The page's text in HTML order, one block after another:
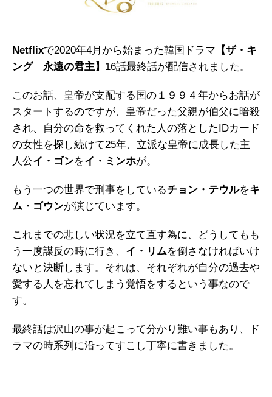
Netflixで2020年4月から始まった韓国ドラマ 【ザ・キ
ング 永遠の君主】 16話最終話が配信されました。
このお話、皇帝が支配する国の１９９４年からお話が
スタートするのですが、皇帝だった父親が伯父に暗殺
され、自分の命を救ってくれた人の落としたIDカード
の女性を探し続けて25年、立派な皇帝に成長した主
人公イ・ゴンをイ・ミンホが。
もう一つの世界で刑事をしているチョン・テウルをキ
ム・ゴウンが演じています。
これまでの悲しい状況を立て直す為に、どうしてもも
う一度謀反の時に行き、 イ・リムを倒さなければいけ
ないと決断します。それは、それぞれが自分の過去や
愛する人を忘れてしまう覚悟をするという事なので
す。
最終話は沢山の事が起こって分かり難い事もあり、ド
ラマの時系列に沿ってすこし丁寧に書きました。